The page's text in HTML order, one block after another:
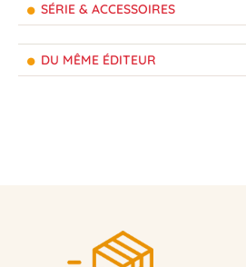
SÉRIE & ACCESSOIRES
DU MÊME ÉDITEUR